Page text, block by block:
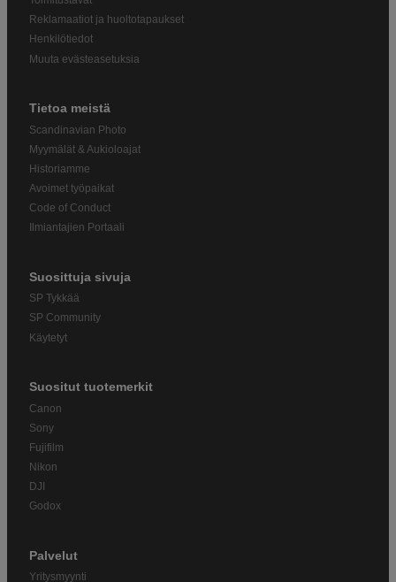
Reklamaatiot ja huoltotapaukset
Henkilötiedot
Muuta evästeasetuksia
Tietoa meistä
Scandinavian Photo
Myymälät & Aukioloajat
Historiamme
Avoimet työpaikat
Code of Conduct
Ilmiantajien Portaali
Suosittuja sivuja
SP Tykkää
SP Community
Käytetyt
Suositut tuotemerkit
Canon
Sony
Fujifilm
Nikon
DJI
Godox
Palvelut
Yritysmyynti